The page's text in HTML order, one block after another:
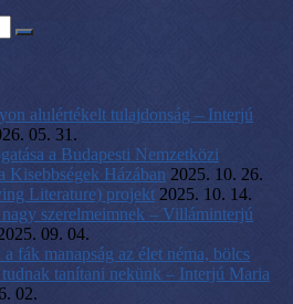
alulértékelt tulajdonság – Interjú
05. 31.
a Budapesti Nemzetközi
Kisebbségek Házában 2025. 10. 26.
Literature) projekt 2025. 10. 14.
szerelmeimnek – Villáminterjú
09. 04.
fák manapság az élet néma, bölcs
tanítani nekünk – Interjú Maria
02.